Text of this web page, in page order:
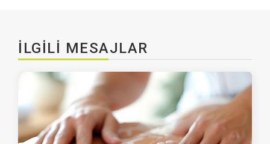
İLGILI MESAJLAR